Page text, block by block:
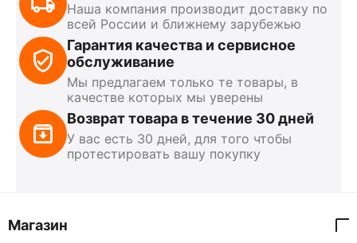
Наша компания производит доставку по
всей России и ближнему зарубежью
Гарантия качества и сервисное
обслуживание
Мы предлагаем только те товары, в
качестве которых мы уверены
Возврат товара в течение 30 дней
У вас есть 30 дней, для того чтобы
протестировать вашу покупку
Магазин